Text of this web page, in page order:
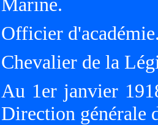
Officier
Chevalier de la
Au 1er janvier
Direction générale